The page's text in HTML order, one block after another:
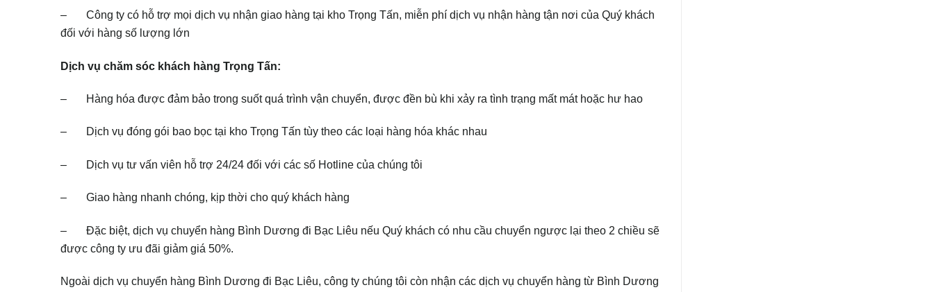
– Công ty có hỗ trợ mọi dịch vụ nhận giao hàng tại kho Trọng Tấn, miễn phí dịch vụ nhận hàng tận nơi của Quý khách
đối với hàng số lượng lớn
Dịch vụ chăm sóc khách hàng Trọng Tấn:
– Hàng hóa được đảm bảo trong suốt quá trình vận chuyển, được đền bù khi xảy ra tình trạng mất mát hoặc hư hao
– Dịch vụ đóng gói bao bọc tại kho Trọng Tấn tùy theo các loại hàng hóa khác nhau
– Dịch vụ tư vấn viên hỗ trợ 24/24 đối với các số Hotline của chúng tôi
– Giao hàng nhanh chóng, kịp thời cho quý khách hàng
– Đặc biệt, dịch vụ chuyển hàng Bình Dương đi Bạc Liêu nếu Quý khách có nhu cầu chuyển ngược lại theo 2 chiều sẽ
được công ty ưu đãi giảm giá 50%.
Ngoài dịch vụ chuyển hàng Bình Dương đi Bạc Liêu, công ty chúng tôi còn nhận các dịch vụ chuyển hàng từ Bình Dương